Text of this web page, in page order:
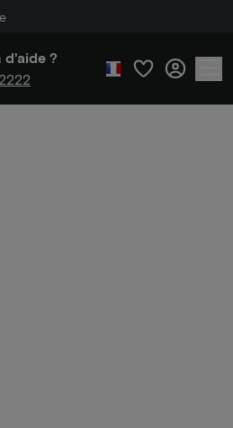
d'aide ?